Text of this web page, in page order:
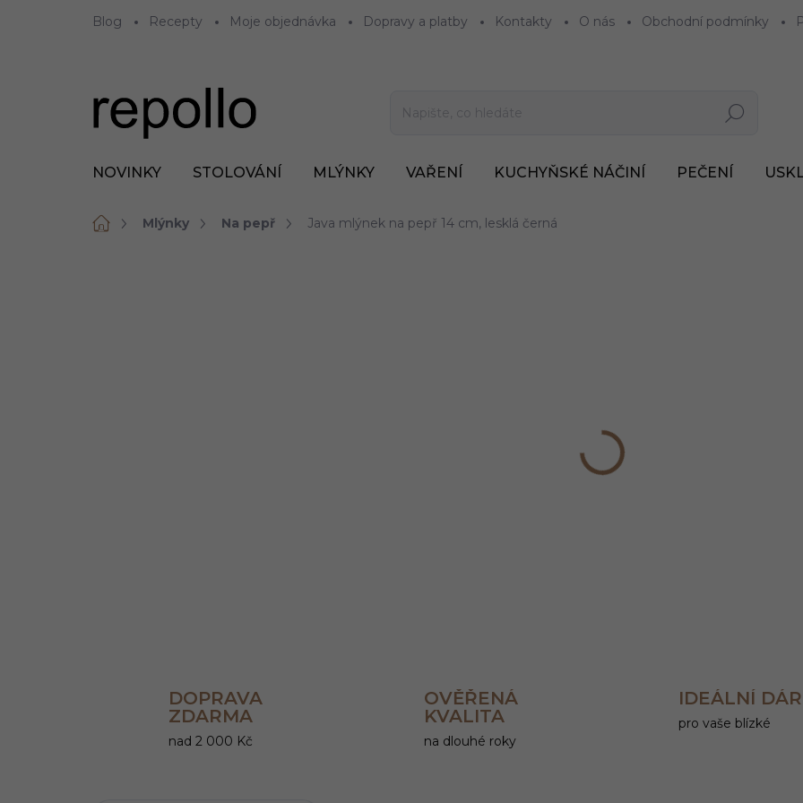
Blog Recepty Moje objednávka Dopravy a platby Kontakty O nás Obchodní podmínky
Hledat
NOVINKY STOLOVÁNÍ MLÝNKY VAŘENÍ KUCHYŇSKÉ NÁČINÍ PEČENÍ
DomůMlýnky Na pepř Java mlýnek na pepř 14 cm, lesklá černá
DOPRAVA
ZDARMA
nad 2 000 Kč
OVĚŘENÁ
KVALITA
na dlouhé roky
IDEÁLNÍ
pro vaše blízké